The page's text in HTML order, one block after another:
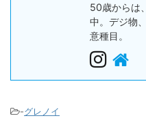
50歳からは
中。デジ物
意種目。
-グレノイ